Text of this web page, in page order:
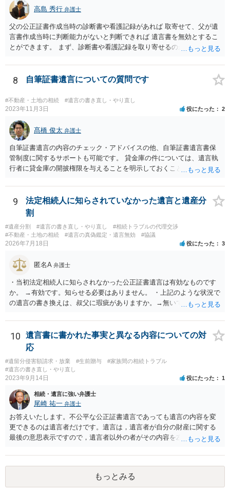
高島 秀行 弁護士
父の公正証書作成当時の診断書や看護記録があれば 取寄せて、父が遺
言書作成当時に判断能力がないと判断できれば 遺言書を無効とするこ
とができます。 まず、診断書や看護記録を取り寄せるのが重要となり
いと思います。
8 自筆証書遺言についての質問です
#不動産・土地の相続 #遺言の書き直し・やり直し
2023年11月3日 役にたった 2
髙橋 俊太 弁護士
自筆証書遺言の内容のチェック・アドバイスの他、自筆証書遺言書保
管制度に関するサポートも可能です。 貸金庫の件については、遺言執
行者に貸金庫の開披権限を与えることを明示しておくことでクリアで
9
法定相続人に知らされていなかった遺言と遺産分
割
#遺産分割 #遺言の書き直し・やり直し
#相続トラブルの代理交渉
#不動産・土地の相続
#遺言の真偽鑑定・遺言無効 #協議
2026年7月18日 役にたった 3
匿名A 弁護士
・当初法定相続人に知らされなかった公正証書遺言は有効なものです
か。 →有効です。知らせる必要はありません。 ・上記のような状況で
の遺言の書き換えは、叔父に瑕疵がありますか。→無いです。 ・分割
ますか。 →本人が自由に決められますので、どこが妥当とは言えない
です。客観的な基準もありません。 ・できれば穏やかに、分割を拒否
することはできますか。 →分割を拒否するということは、遺産はいら
ないということでしょうか。遺言で、受取を指定されててもいらない
と拒否することはできます。理由を説明する必要はありません。
10
遺言書に書かれた事実と異なる内容についての対
応
#遺留分侵害額請求・放棄 #生前贈与
#家族間の相続トラブル
#遺言の書き直し・やり直し
2023年9月14日 役にたった 1
相続・遺言に強い弁護士
尾崎 祐一 弁護士
お答えいたします。不公平な公正証書遺言であっても遺言の内容を変
更できるのは遺言者だけです。遺言は，遺言者が自分の財産に関する
最後の意思表示ですので，遺言者以外の者がその内容を左右させるこ
とはできないのです。
もっとみる